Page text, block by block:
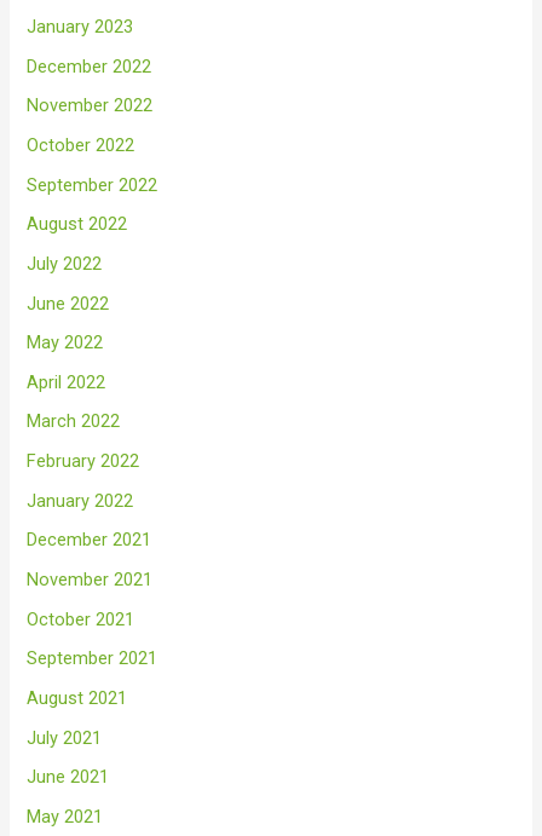
January 2023
December 2022
November 2022
October 2022
September 2022
August 2022
July 2022
June 2022
May 2022
April 2022
March 2022
February 2022
January 2022
December 2021
November 2021
October 2021
September 2021
August 2021
July 2021
June 2021
May 2021